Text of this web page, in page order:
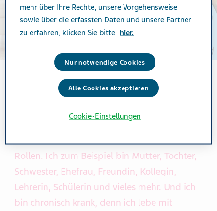
MIGRÄNE IN DER FAMILIE
Jeder Mensch hat in seinem Leben viele
Rollen. Ich zum Beispiel bin Mutter, Tochter,
Schwester, Ehefrau, Freundin, Kollegin,
Lehrerin, Schülerin und vieles mehr. Und ich
bin chronisch krank, denn ich lebe mit
mehr über Ihre Rechte, unsere Vorgehensweise
sowie über die erfassten Daten und unsere Partner
zu erfahren, klicken Sie bitte hier.
Nur notwendige Cookies
Alle Cookies akzeptieren
Cookie-Einstellungen